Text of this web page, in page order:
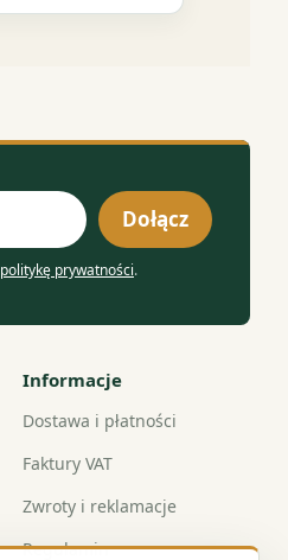
Dołącz
politykę prywatności.
Informacje
Dostawa i płatności
Faktury VAT
Zwroty i reklamacje
Regulamin